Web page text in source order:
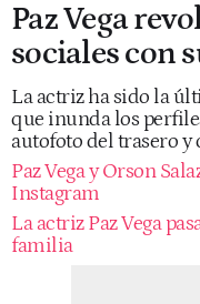
Paz Vega
sociales con
La actriz ha sido la
que inunda los
autofoto del trasero
Paz Vega y Orson
Instagram
La actriz Paz Vega
familia